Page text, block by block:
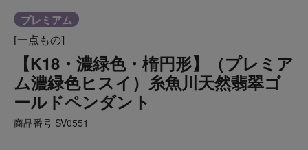
プレミアム
[一点もの]
【K18・濃緑色・楕円形】（プレミア
ム濃緑色ヒスイ）糸魚川天然翡翠ゴ
ールドペンダント
商品番号 SV0551